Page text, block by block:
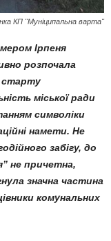
КП "Муніципальна варта"
Ірпеня
розпочала
старту
міської ради
символіки
намети. Не
забігу, до
не причетна,
значна частина
комунальних